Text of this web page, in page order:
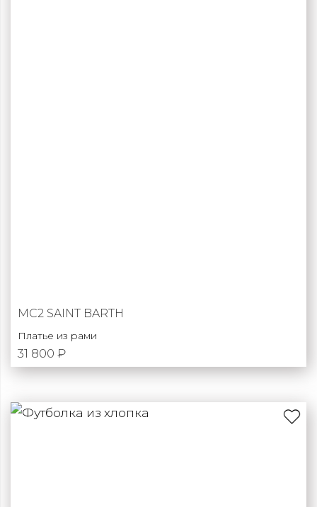
MC2 SAINT BARTH
Платье из рами
31 800 ₽